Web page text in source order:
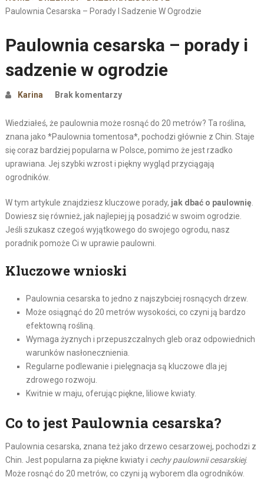
Paulownia Cesarska – Porady I Sadzenie W Ogrodzie
Paulownia cesarska – porady i
sadzenie w ogrodzie
Karina Brak komentarzy
Wiedziałeś, że paulownia może rosnąć do 20 metrów? Ta roślina,
znana jako *Paulownia tomentosa*, pochodzi głównie z Chin. Staje
się coraz bardziej popularna w Polsce, pomimo że jest rzadko
uprawiana. Jej szybki wzrost i piękny wygląd przyciągają
ogrodników.
W tym artykule znajdziesz kluczowe porady, jak dbać o paulownię.
Dowiesz się również, jak najlepiej ją posadzić w swoim ogrodzie.
Jeśli szukasz czegoś wyjątkowego do swojego ogrodu, nasz
poradnik pomoże Ci w uprawie paulowni.
Kluczowe wnioski
Paulownia cesarska to jedno z najszybciej rosnących drzew.
Może osiągnąć do 20 metrów wysokości, co czyni ją bardzo
efektowną rośliną.
Wymaga żyznych i przepuszczalnych gleb oraz odpowiednich
warunków nasłonecznienia.
Regularne podlewanie i pielęgnacja są kluczowe dla jej
zdrowego rozwoju.
Kwitnie w maju, oferując piękne, liliowe kwiaty.
Co to jest Paulownia cesarska?
Paulownia cesarska, znana też jako drzewo cesarzowej, pochodzi z
Chin. Jest popularna za piękne kwiaty i cechy paulownii cesarskiej.
Może rosnąć do 20 metrów, co czyni ją wyborem dla ogrodników.